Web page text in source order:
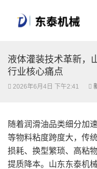
液体灌装技术革新，
行业核心痛点
2026年6月4日 下午2:41
随着润滑油品类细分加
等物料粘度跨度大，传
损耗、换型繁琐、高粘
提质降本。山东东泰机